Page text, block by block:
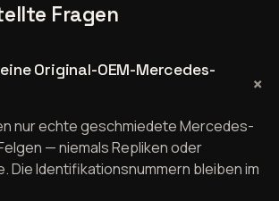
Fragen
Original-OEM-Mercedes-
nur echte geschmiedete Mercedes-
— niemals Repliken oder
Die Identifikationsnummern bleiben im